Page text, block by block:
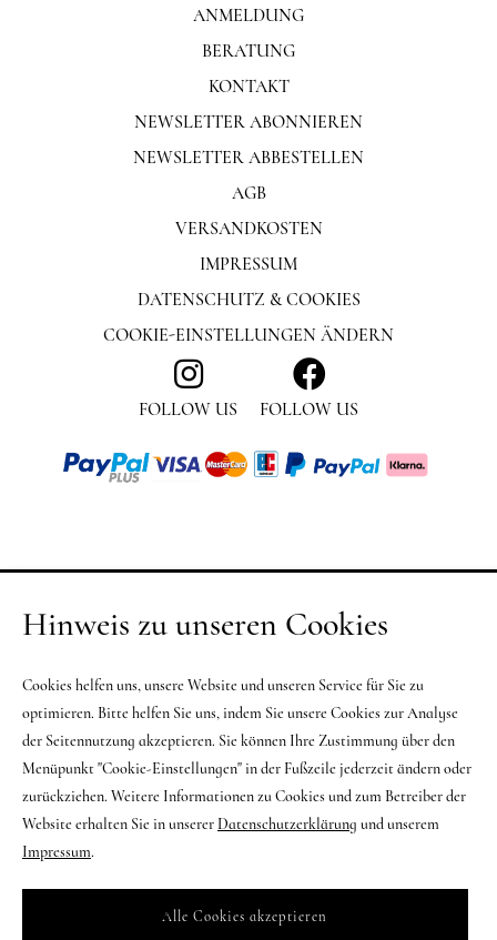
ANMELDUNG
BERATUNG
KONTAKT
NEWSLETTER ABONNIEREN
NEWSLETTER ABBESTELLEN
FOLLOW US FOLLOW US
AGB
VERSANDKOSTEN
IMPRESSUM
DATENSCHUTZ & COOKIES
COOKIE-EINSTELLUNGEN ÄNDERN
Hinweis zu unseren Cookies
Cookies helfen uns, unsere Website und unseren Service für Sie zu
optimieren. Bitte helfen Sie uns, indem Sie unsere Cookies zur Analyse
der Seitennutzung akzeptieren. Sie können Ihre Zustimmung über den
Menüpunkt "Cookie-Einstellungen" in der Fußzeile jederzeit ändern oder
zurückziehen. Weitere Informationen zu Cookies und zum Betreiber der
Website erhalten Sie in unsererDatenschutzerklärung und unserem
Impressum.
Alle Cookies akzeptieren